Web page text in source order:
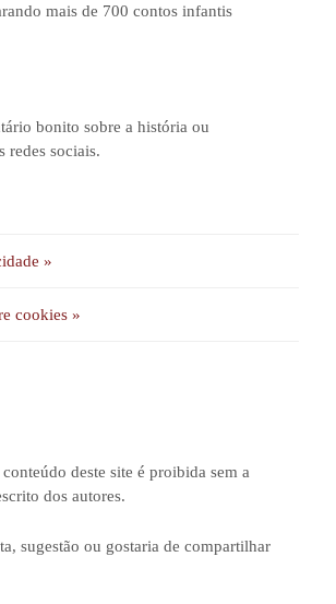
mais de 700 contos infantis
bonito sobre a história ou
redes sociais.
»
cookies »
deste site é proibida sem a
dos autores.
sugestão ou gostaria de compartilhar